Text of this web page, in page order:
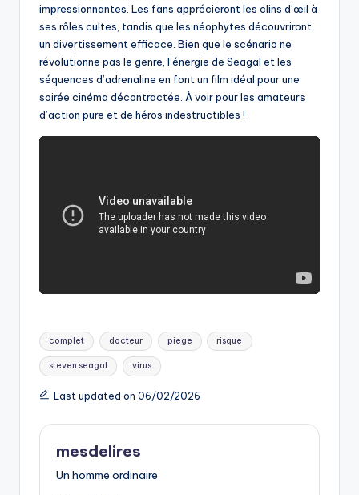
impressionnantes. Les fans apprécieront les clins d’œil à
ses rôles cultes, tandis que les néophytes découvriront
un divertissement efficace. Bien que le scénario ne
révolutionne pas le genre, l’énergie de Seagal et les
séquences d’adrenaline en font un film idéal pour une
soirée cinéma décontractée. À voir pour les amateurs
d’action pure et de héros indestructibles !
Tags:
complet docteur piege risque
steven seagal virus
Last updated on 06/02/2026
mesdelires
Un homme ordinaire